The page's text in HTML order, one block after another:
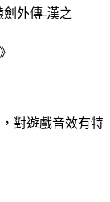
外傳-漢之
對遊戲音效有特